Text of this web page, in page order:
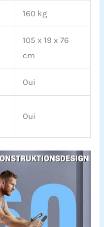
160 kg
105 x 19 x 76
cm
Oui
Oui